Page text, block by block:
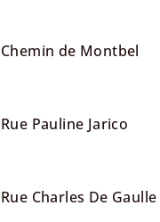
Chemin de Montbel
Rue Pauline Jarico
Rue Charles De Gaulle